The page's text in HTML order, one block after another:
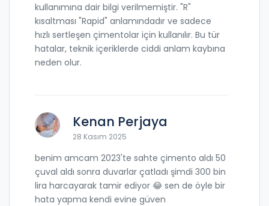
kullanımına dair bilgi verilmemiştir. "R"
kısaltması "Rapid" anlamındadır ve sadece
hızlı sertleşen çimentolar için kullanılır. Bu tür
hatalar, teknik içeriklerde ciddi anlam kaybına
neden olur.
Kenan Perjaya
28 Kasım 2025
benim amcam 2023'te sahte çimento aldı 50
çuval aldı sonra duvarlar çatladı şimdi 300 bin
lira harcayarak tamir ediyor 😂 sen de öyle bir
hata yapma kendi evine güven